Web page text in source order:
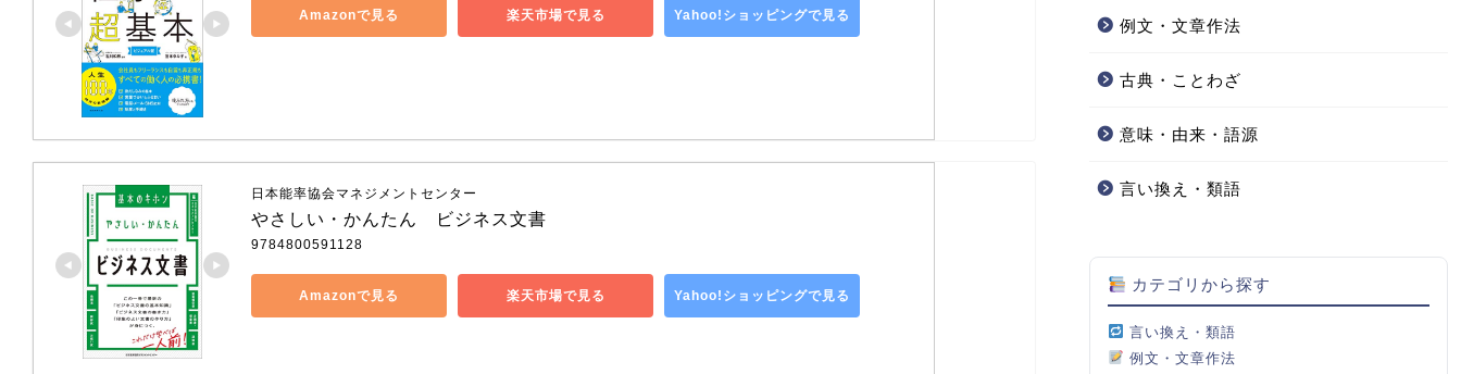
Amazonで見る 楽天市場で見る Yahoo!ショッピングで見る
日本能率協会マネジメントセンター
やさしい・かんたん　ビジネス文書
9784800591128
Amazonで見る 楽天市場で見る Yahoo!ショッピングで見る
例文・文章作法
古典・ことわざ
意味・由来・語源
言い換え・類語
カテゴリから探す
言い換え・類語
例文・文章作法